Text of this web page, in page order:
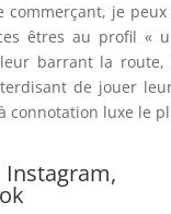
commerçant, je
êtres au profil «
barrant la
de jouer
luxe le
Instagram,